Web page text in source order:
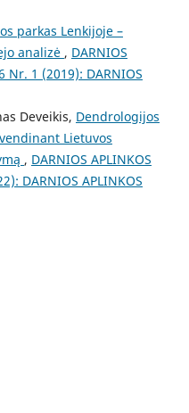
parkas Lenkijoje –
analizė , DARNIOS
Nr. 1 (2019): DARNIOS
Deveikis, Dendrologijos
Lietuvos
, DARNIOS APLINKOS
DARNIOS APLINKOS